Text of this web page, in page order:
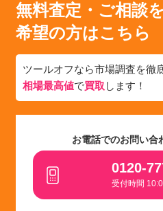
無料査定・ご相談を
希望の方はこちら
ツールオフなら市場調査を徹
相場最高値で買取 します！
お電話でのお問い合
0120-
受付時間